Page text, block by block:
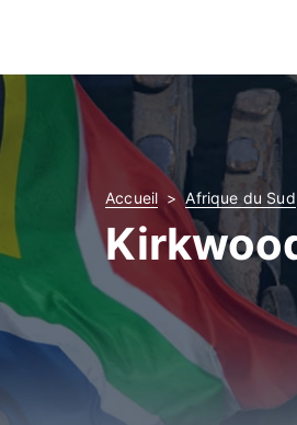
Accueil Afrique du Sud